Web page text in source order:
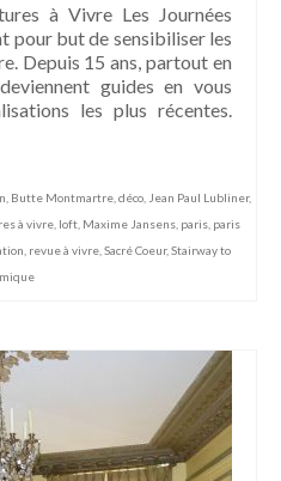
à Vivre Les Journées
pour but de sensibiliser les
Depuis 15 ans, partout en
guides en vous
les plus récentes.
Butte Montmartre déco Jean Paul Lubliner,
à vivre loft Maxime Jansens paris paris
revue à vivre Sacré Coeur, Stairway to